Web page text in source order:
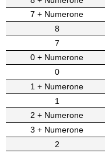
7 + Numerone
8
7
0 + Numerone
0
1 + Numerone
1
2 + Numerone
3 + Numerone
2